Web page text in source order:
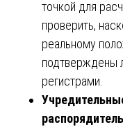
точкой для
проверить,
реальному
подтверждены
регистрами.